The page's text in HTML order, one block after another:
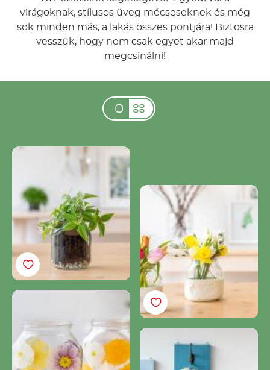
virágoknak, stílusos üveg mécseseknek és még
sok minden más, a lakás összes pontjára! Biztosra
vesszük, hogy nem csak egyet akar majd
megcsinálni!
Alkosson növényvázát
üres Nutella® üvegből!
Hogyan készíthet agyag
virágvázát Nutella®
üvegből?
függőleges minikertet
Nutella® üvegből!